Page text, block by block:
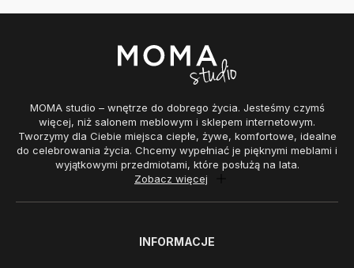
MOMA studio – wnętrze do dobrego życia. Jesteśmy czymś
więcej, niż salonem meblowym i sklepem internetowym.
Tworzymy dla Ciebie miejsca ciepłe, żywe, komfortowe, idealne
do celebrowania życia. Chcemy wypełniać je pięknymi meblami i
wyjątkowymi przedmiotami, które posłużą na lata.
Zobacz więcej
INFORMACJE